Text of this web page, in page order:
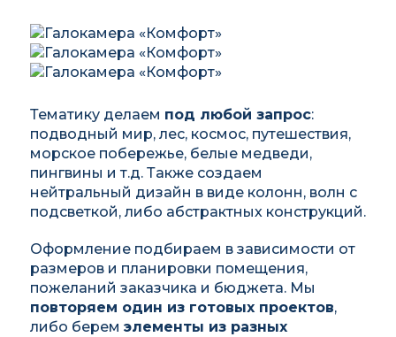
Тематику делаем под любой запрос:
подводный мир, лес, космос, путешествия,
морское побережье, белые медведи,
пингвины и т.д. Также создаем
нейтральный дизайн в виде колонн, волн с
подсветкой, либо абстрактных конструкций.
Оформление подбираем в зависимости от
размеров и планировки помещения,
пожеланий заказчика и бюджета. Мы
повторяем один из готовых проектов,
либо берем элементы из разных